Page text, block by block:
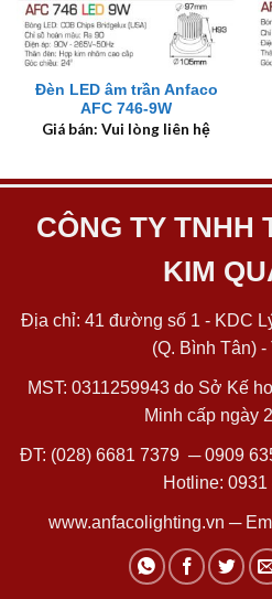
Đèn LED âm trần Anfaco
AFC 746-9W
Giá bán: Vui lòng liên hệ
CÔNG TY TNHH
KIM
Địa chỉ: 41 đường số 1 - KDC
(Q. Bình Tân) -
MST: 0311259943 do Sở Kế
Minh cấp ngày
ĐT: (028) 6681 7379 ─0909
Hotline: 0931
www.anfacolighting.vn ─